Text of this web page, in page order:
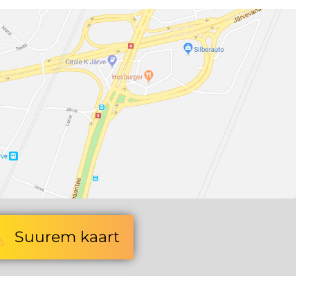
Suurem kaart